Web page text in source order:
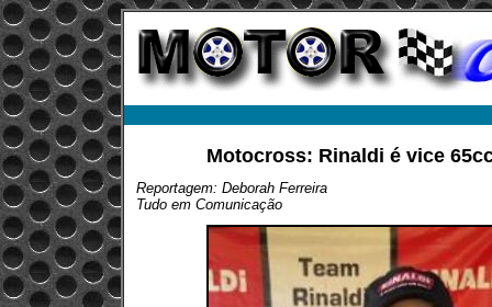
Motocross: Rinaldi é vice
Reportagem: Deborah Ferreira
Tudo em Comunicação